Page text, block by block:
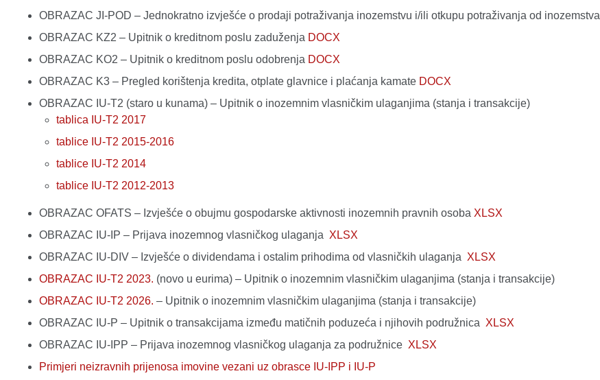
OBRAZAC JI-POD – Jednokratno izvješće o prodaji potraživanja inozemstvu i/ili otkupu potraživanja od inozemstva
OBRAZAC KZ2 – Upitnik o kreditnom poslu zaduženja DOCX
OBRAZAC KO2 – Upitnik o kreditnom poslu odobrenja DOCX
OBRAZAC K3 – Pregled korištenja kredita, otplate glavnice i plaćanja kamate DOCX
OBRAZAC IU-T2 (staro u kunama) – Upitnik o inozemnim vlasničkim ulaganjima (stanja i transakcije)
tablica IU-T2 2017
tablice IU-T2 2015-2016
tablice IU-T2 2014
tablice IU-T2 2012-2013
OBRAZAC OFATS – Izvješće o obujmu gospodarske aktivnosti inozemnih pravnih osoba XLSX
OBRAZAC IU-IP – Prijava inozemnog vlasničkog ulaganja XLSX
OBRAZAC IU-DIV – Izvješće o dividendama i ostalim prihodima od vlasničkih ulaganja XLSX
OBRAZAC IU-T2 2023. (novo u eurima) – Upitnik o inozemnim vlasničkim ulaganjima (stanja i transakcije)
OBRAZAC IU-T2 2026. – Upitnik o inozemnim vlasničkim ulaganjima (stanja i transakcije)
OBRAZAC IU-P – Upitnik o transakcijama između matičnih poduzeća i njihovih podružnica XLSX
OBRAZAC IU-IPP – Prijava inozemnog vlasničkog ulaganja za podružnice XLSX
Primjeri neizravnih prijenosa imovine vezani uz obrasce IU-IPP i IU-P